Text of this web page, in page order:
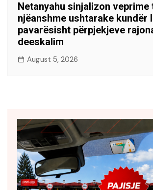
Netanyahu sinjalizon veprime
njëanshme ushtarake kundër
pavarësisht përpjekjeve
deeskalim
August 5, 2026